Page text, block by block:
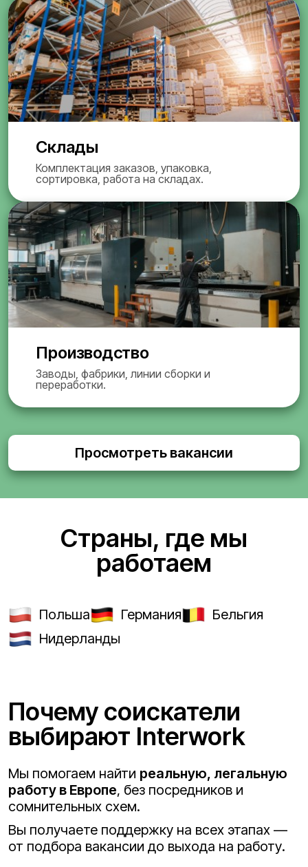
Склады
Комплектация заказов, упаковка,
сортировка, работа на складах.
Производство
Заводы, фабрики, линии сборки и
переработки.
Просмотреть вакансии
Страны, где мы
работаем
Польша Германия
Бельгия
Нидерланды
Почему соискатели
выбирают Interwork
Мы помогаем найти реальную, легальную
работу в Европе, без посредников и
сомнительных схем.
Вы получаете поддержку на всех этапах —
от подбора вакансии до выхода на работу.